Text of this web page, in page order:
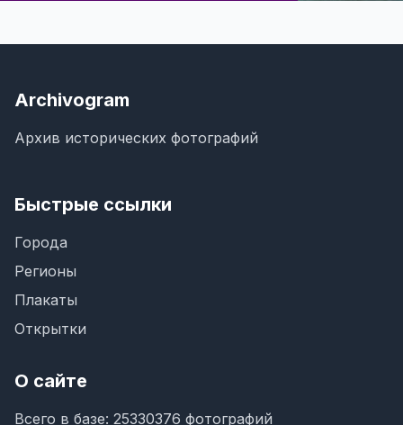
Archivogram
Архив исторических фотографий
Быстрые ссылки
Города
Регионы
Плакаты
Открытки
О сайте
Всего в базе: 25330376 фотографий